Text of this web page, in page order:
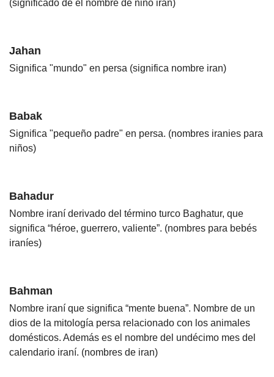
(significado de el nombre de niño iran)
Jahan
Significa "mundo" en persa (significa nombre iran)
Babak
Significa "pequeño padre" en persa. (nombres iranies para
niños)
Bahadur
Nombre iraní derivado del término turco Baghatur, que
significa “héroe, guerrero, valiente”. (nombres para bebés
iraníes)
Bahman
Nombre iraní que significa “mente buena”. Nombre de un
dios de la mitología persa relacionado con los animales
domésticos. Además es el nombre del undécimo mes del
calendario iraní. (nombres de iran)